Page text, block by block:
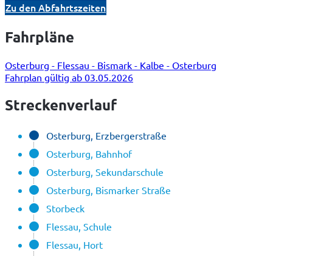
Zu den Abfahrtszeiten
Fahrpläne
Osterburg - Flessau - Bismark - Kalbe - Osterburg
Fahrplan gültig ab 03.05.2026
Streckenverlauf
Osterburg, Erzbergerstraße
Osterburg, Bahnhof
Osterburg, Sekundarschule
Osterburg, Bismarker Straße
Storbeck
Flessau, Schule
Flessau, Hort